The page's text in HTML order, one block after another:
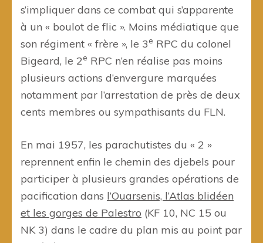
s’impliquer dans ce combat qui s’apparente
à un « boulot de flic ». Moins médiatique que
son régiment « frère », le 3e RPC du colonel
Bigeard, le 2e RPC n’en réalise pas moins
plusieurs actions d’envergure marquées
notamment par l’arrestation de près de deux
cents membres ou sympathisants du FLN.
En mai 1957, les parachutistes du « 2 »
reprennent enfin le chemin des djebels pour
participer à plusieurs grandes opérations de
pacification dans l’Ouarsenis, l’Atlas blidéen
et les gorges de Palestro (KF 10, NC 15 ou
NK 3) dans le cadre du plan mis au point par